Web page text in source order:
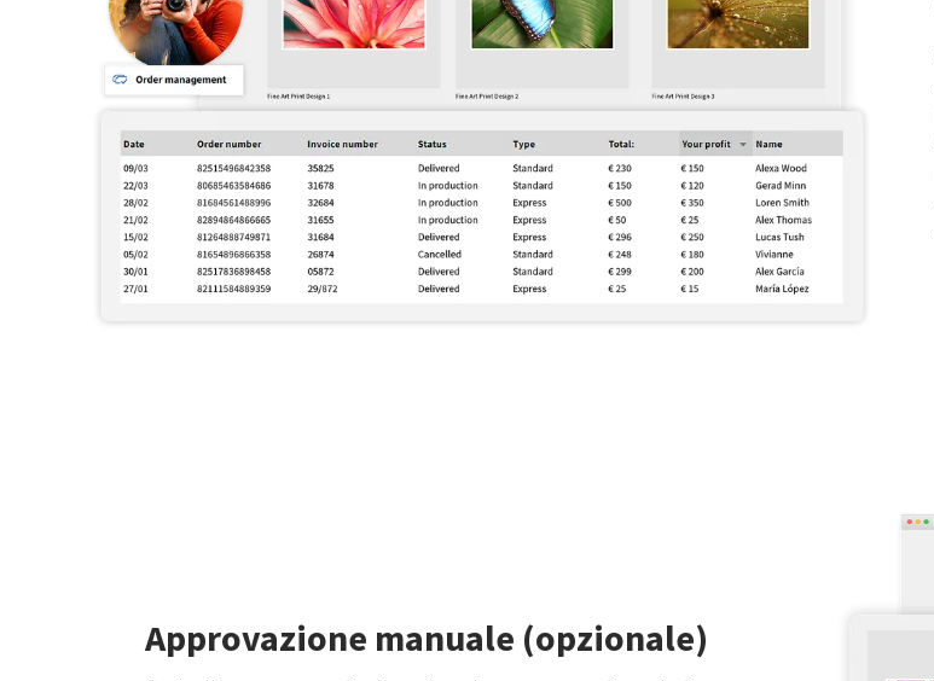
Approvazione manuale (opzionale)